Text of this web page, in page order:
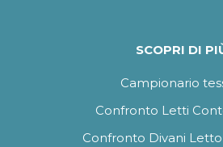
SCOPRI DI
Campionario
Confronto Letti
Confronto Divani Letto